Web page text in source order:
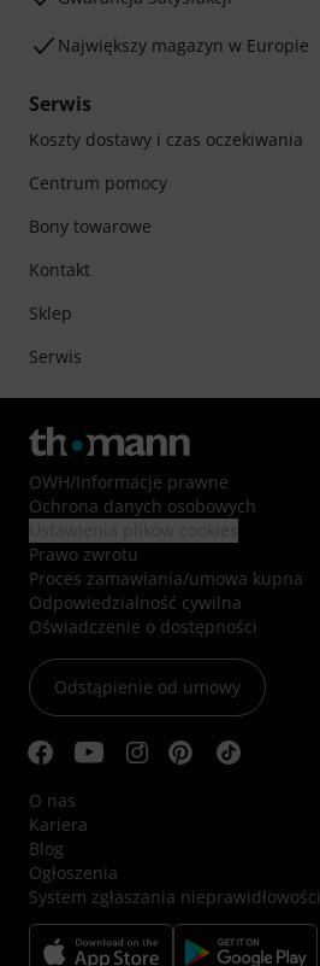
Największy magazyn w Europie
Serwis
Koszty dostawy i czas oczekiwania
Centrum pomocy
Bony towarowe
Kontakt
Sklep
Serwis
OWH/Informacje prawne
Ochrona danych osobowych
Prawo zwrotu
Proces zamawiania/umowa kupna
Odpowiedzialność cywilna
Oświadczenie o dostępności
Odstąpienie od umowy
O nas
Kariera
Blog
Ogłoszenia
System zgłaszania nieprawidłowości